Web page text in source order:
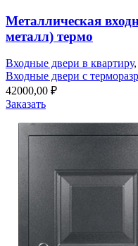
Металлическая
металл) термо
Входные двери в квартиру,
Входные двери с
42000,00 ₽
Заказать